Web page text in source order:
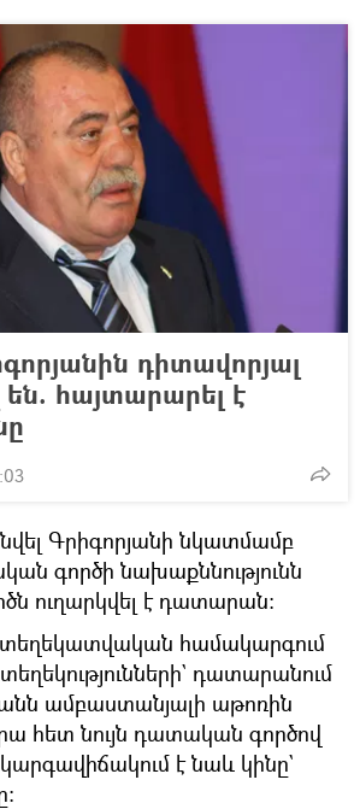
դիտավորյալ
հայտարարել է
Գրիգորյանի նկատմամբ
գործի նախաքննությունն
ուղարկվել է դատարան։
համակարգում
դատարանում
ամբաստանյալի աթոռին
հետ նույն դատական գործով
է նաև կինը`